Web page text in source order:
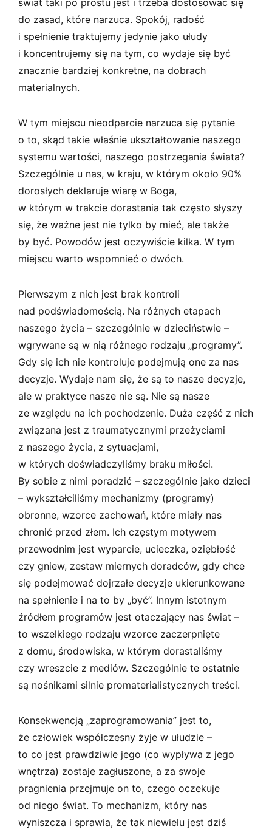
do zasad, które narzuca. Spokój, radość
i spełnienie traktujemy jedynie jako ułudy
i koncentrujemy się na tym, co wydaje się być
znacznie bardziej konkretne, na dobrach
materialnych.
W tym miejscu nieodparcie narzuca się pytanie
o to, skąd takie właśnie ukształtowanie naszego
systemu wartości, naszego postrzegania świata?
Szczególnie u nas, w kraju, w którym około 90%
dorosłych deklaruje wiarę w Boga,
w którym w trakcie dorastania tak często słyszy
się, że ważne jest nie tylko by mieć, ale także
by być. Powodów jest oczywiście kilka. W tym
miejscu warto wspomnieć o dwóch.
Pierwszym z nich jest brak kontroli
nad podświadomością. Na różnych etapach
naszego życia – szczególnie w dzieciństwie –
wgrywane są w nią różnego rodzaju „programy”.
Gdy się ich nie kontroluje podejmują one za nas
decyzje. Wydaje nam się, że są to nasze decyzje,
ale w praktyce nasze nie są. Nie są nasze
ze względu na ich pochodzenie. Duża część z nich
związana jest z traumatycznymi przeżyciami
z naszego życia, z sytuacjami,
w których doświadczyliśmy braku miłości.
By sobie z nimi poradzić – szczególnie jako dzieci
– wykształciliśmy mechanizmy (programy)
obronne, wzorce zachowań, które miały nas
chronić przed złem. Ich częstym motywem
przewodnim jest wyparcie, ucieczka, oziębłość
czy gniew, zestaw miernych doradców, gdy chce
się podejmować dojrzałe decyzje ukierunkowane
na spełnienie i na to by „być”. Innym istotnym
źródłem programów jest otaczający nas świat –
to wszelkiego rodzaju wzorce zaczerpnięte
z domu, środowiska, w którym dorastaliśmy
czy wreszcie z mediów. Szczególnie te ostatnie
są nośnikami silnie promaterialistycznych treści.
Konsekwencją „zaprogramowania” jest to,
że człowiek współczesny żyje w ułudzie –
to co jest prawdziwie jego (co wypływa z jego
wnętrza) zostaje zagłuszone, a za swoje
pragnienia przejmuje on to, czego oczekuje
od niego świat. To mechanizm, który nas
wyniszcza i sprawia, że tak niewielu jest dziś